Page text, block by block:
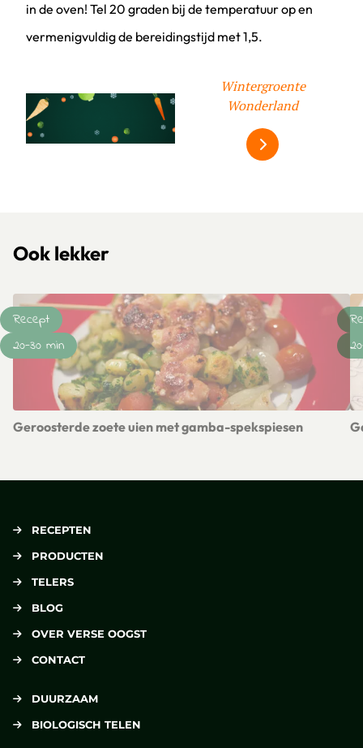
in de oven! Tel 20 graden bij de temperatuur op en
vermenigvuldig de bereidingstijd met 1,5.
Wintergroente
Wonderland
Alles over
Ook lekker
Geroosterde zoete uien met gamba-spekspiesen
Recept
20-30 min
RECEPTEN
PRODUCTEN
TELERS
BLOG
OVER VERSE OOGST
CONTACT
DUURZAAM
BIOLOGISCH TELEN